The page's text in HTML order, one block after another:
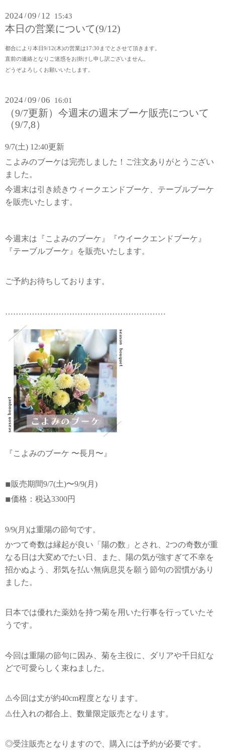
2024 /09 / 12 15:43
本日の営業について(9/12)
都合により本日9/12(木)の営業は17:30までとさせて頂きます。
直前の連絡となりご迷惑をお掛けし申し訳ございません。
どうぞよろしくお願いいたします。
2024 /09 /06 16:01
（9/7更新）今週末の週末ブーケ販売について
（9/7,8）
9/7(土) 12:40更新
こよみのブーケは完売しました！ご注文ありがとうござい
ました。
今週末は引き続きウィークエンドブーケ、テーブルブーケ
を販売いたします。
今週末は『こよみのブーケ』『ウイークエンドブーケ』
『テーブルブーケ』を販売いたします。
ご予約お待ちしております。
……………………………………………………
『こよみのブーケ 〜長月〜』
◾︎販売期間9/7(土)〜9/9(月)
◾︎価格：税込3300円
9/9(月)は重陽の節句です。
かつて奇数は縁起が良い「陽の数」とされ、2つの奇数が重
なる日は大変めでたい日、また、陽の気が強すぎて不幸を
招かぬよう、邪気を払い無病息災を願う節句の習慣があり
ました。
日本では優れた薬効を持つ菊を用いた行事を行っていたそ
うです。
今回は重陽の節句に因み、菊を主役に、ダリアや千日紅な
どで可愛らしく束ねました。
⚠️今回は丈が約40cm程度となります。
⚠️仕入れの都合上、数量限定販売となります。
◎受注販売となりますので、購入には予約が必要です。